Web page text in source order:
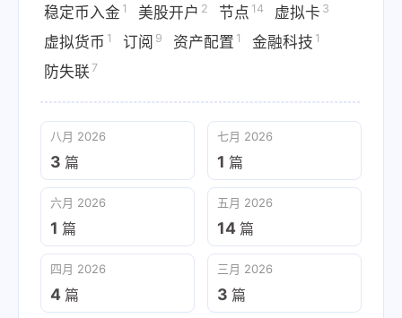
稳定币入金 1 美股开户 2 节点 14 虚拟卡 3
虚拟货币 1 订阅 9 资产配置 1 金融科技 1
防失联 7
八月 2026
3 篇
七月 2026
1 篇
六月 2026
1 篇
五月 2026
14 篇
四月 2026
4 篇
三月 2026
3 篇